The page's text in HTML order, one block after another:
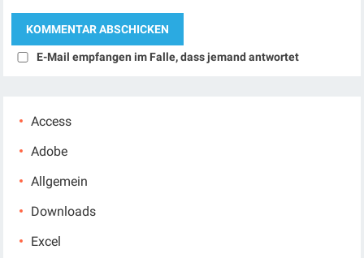
E-Mail empfangen im Falle, dass jemand antwortet
Access
Adobe
Allgemein
Downloads
Excel